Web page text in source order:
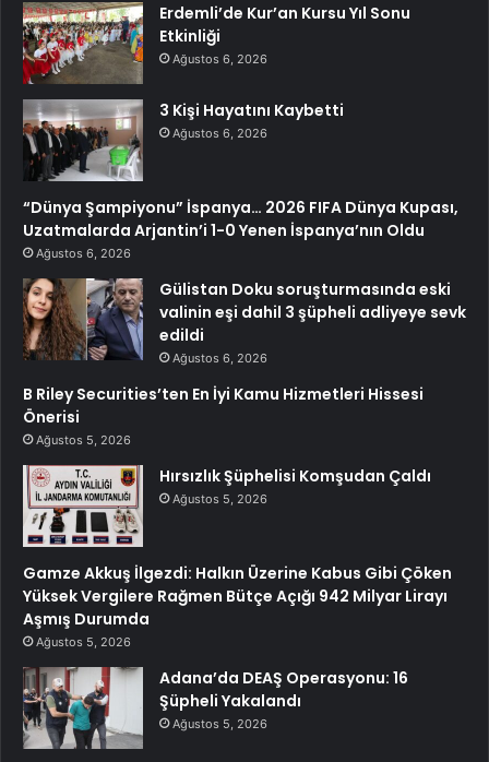
Erdemli’de Kur’an Kursu Yıl Sonu
Etkinliği
Ağustos 6, 2026
3 Kişi Hayatını Kaybetti
Ağustos 6, 2026
“Dünya Şampiyonu” İspanya… 2026 FIFA Dünya Kupası,
Uzatmalarda Arjantin’i 1-0 Yenen İspanya’nın Oldu
Ağustos 6, 2026
Gülistan Doku soruşturmasında eski
valinin eşi dahil 3 şüpheli adliyeye sevk
edildi
Ağustos 6, 2026
B Riley Securities’ten En İyi Kamu Hizmetleri Hissesi
Önerisi
Ağustos 5, 2026
Hırsızlık Şüphelisi Komşudan Çaldı
Ağustos 5, 2026
Gamze Akkuş İlgezdi: Halkın Üzerine Kabus Gibi Çöken
Yüksek Vergilere Rağmen Bütçe Açığı 942 Milyar Lirayı
Aşmış Durumda
Ağustos 5, 2026
Adana’da DEAŞ Operasyonu: 16
Şüpheli Yakalandı
Ağustos 5, 2026